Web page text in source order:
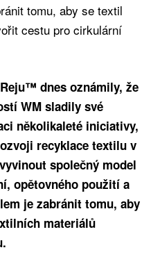
tomu, aby se textil
cestu pro cirkulární
dnes oznámily, že
WM sladily své
několikaleté iniciativy,
recyklace textilu v
společný model
opětovného použití a
je zabránit tomu, aby
materiálů